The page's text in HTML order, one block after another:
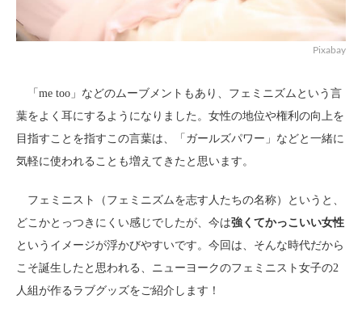
Pixabay
「me too」などのムーブメントもあり、フェミニズムという言
葉をよく耳にするようになりました。女性の地位や権利の向上を
目指すことを指すこの言葉は、「ガールズパワー」などと一緒に
気軽に使われることも増えてきたと思います。
フェミニスト（フェミニズムを志す人たちの名称）というと、
どこかとっつきにくい感じでしたが、今は強くてかっこいい女性
というイメージが浮かびやすいです。今回は、そんな時代だから
こそ誕生したと思われる、ニューヨークのフェミニスト女子の2
人組が作るラブグッズをご紹介します！